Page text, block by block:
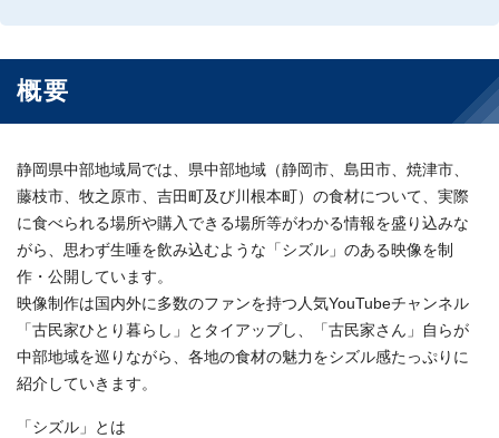
概要
静岡県中部地域局では、県中部地域（静岡市、島田市、焼津市、
藤枝市、牧之原市、吉田町及び川根本町）の食材について、実際
に食べられる場所や購入できる場所等がわかる情報を盛り込みな
がら、思わず生唾を飲み込むような「シズル」のある映像を制
作・公開しています。
映像制作は国内外に多数のファンを持つ人気YouTubeチャンネル
「古民家ひとり暮らし」とタイアップし、「古民家さん」自らが
中部地域を巡りながら、各地の食材の魅力をシズル感たっぷりに
紹介していきます。
「シズル」とは